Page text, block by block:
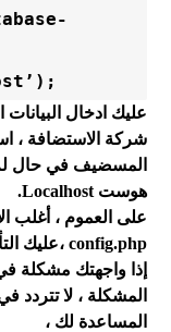
عليك ادخال
شركة الاستضافة ،
المسضيف في حال
هوست Localhost.
config.php ،عليك التأكد من ادخال كافة البيانات بشكل صحيح .
إذا واجهتك مشكلة
المشكلة ، لا تتردد
المساعدة لك ،